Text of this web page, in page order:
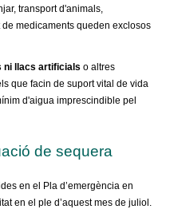
transport d'animals,
medicaments queden exclosos
ni llacs artificials o altres
que facin de suport vital de vida
d'aigua imprescindible pel
de sequera
en el Pla d’emergència en
en el ple d’aquest mes de juliol.